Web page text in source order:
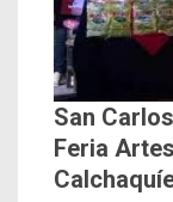
San
Feria